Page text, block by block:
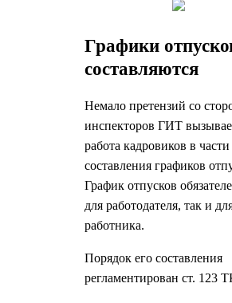
Графики
составляются
Немало претензий со
инспекторов ГИТ
работа кадровиков в части
составления графиков
График отпусков
для работодателя, так и
работника.
Порядок его составления
регламентирован ст. 123